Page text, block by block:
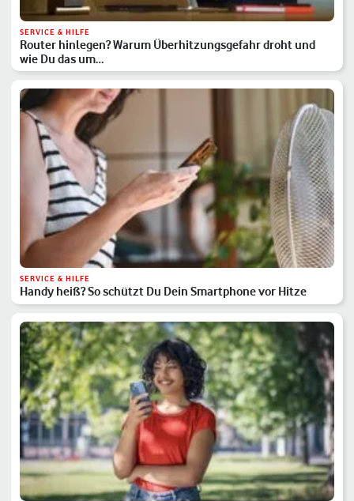
SERVICE & HILFE
Router hinlegen? Warum Überhitzungsgefahr droht und
wie Du das um…
SERVICE & HILFE
Handy heiß? So schützt Du Dein Smartphone vor Hitze